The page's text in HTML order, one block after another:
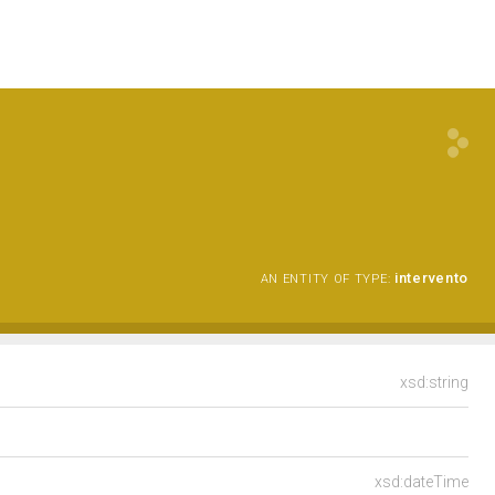
AN ENTITY OF TYPE: intervento
xsd:string
xsd:dateTime